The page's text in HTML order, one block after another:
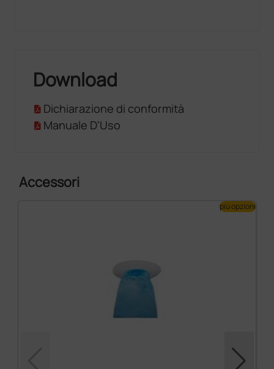
Download
Dichiarazione di conformità
Manuale D'Uso
Accessori
più opzioni